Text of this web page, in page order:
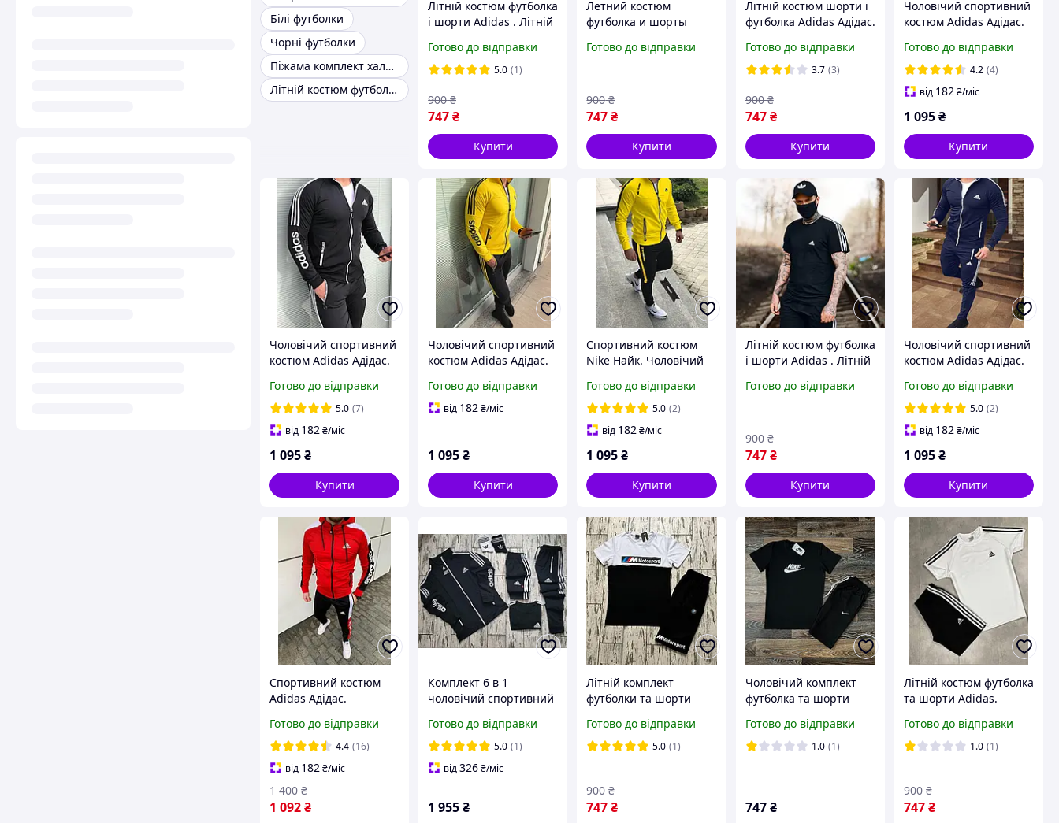
Білі футболки
Чорні футболки
Піжама комплект халат шорти майка
Літній костюм футболка і штани
Літній костюм футболка
і шорти Adidas . Літній
шорти і футболка
Adidas. Футболка і
Готово до відправки
5.0 (1)
747₴
900 ₴
Купити
Летний костюм
футболка и шорты
спортивный костюм
Готово до відправки
747₴
900 ₴
Купити
Літній костюм шорти і
футболка Adidas Адідас.
костюм шорти і
футболка Adidas Адідас
Готово до відправки
3.7 (3)
747 ₴
900 ₴
Купити
Чоловічий спортивний
костюм Adidas Адідас.
чоловічий Адідас.
Спортивний костюм
Adidas XL
Готово до відправки
4.2 (4)
від 182₴/міс
1 095₴
Купити
Чоловічий спортивний
костюм Adidas Адідас.
чоловічий Адідас.
Спортивний костюм
Adidas XL
Готово до відправки
5.0 (7)
від 182 ₴/міс
1 095₴
Купити
Чоловічий спортивний
костюм Adidas Адідас.
чоловічий Адідас.
Спортивний костюм
Готово до відправки
від 182 ₴/міс
1 095₴
Купити
Спортивний костюм
Nike Найк. Чоловічий
Найк Nike. Чоловічий
спортивний костюм XL
Готово до відправки
5.0 (2)
від 182 ₴/міс
1 095₴
Купити
Літній костюм футболка
і шорти Adidas . Літній
шорти і футболка
Готово до відправки
747 ₴
900 ₴
Купити
Чоловічий спортивний
костюм Adidas Адідас.
чоловічий Адідас.
Спортивний костюм
Adidas L
Готово до відправки
5.0 (2)
від 182 ₴/міс
1 095₴
Купити
Спортивний костюм
Adidas Адідас.
костюм Adidas весна.
Спортивний костюм
Adidas
Готово до відправки
4.4 (16)
від 182₴/міс
1 092₴
1 400 ₴
Комплект 6 в 1
чоловічий спортивний
та футболки Adidas+ дві
пари шкарпеток Адідас
Готово до відправки
5.0 (1)
від326₴/міс
1 955₴
Літній комплект
футболки та шорти
Чоловічий спортивний
костюм шорти та
Готово до відправки
5.0 (1)
747₴
900 ₴
Чоловічий комплект
футболка та шорти
спортивний костюм
шорти та футболка
Готово до відправки
1.0 (1)
747 ₴
Літній костюм футболка
та шорти Adidas.
шорти та футболка
Adidas. футболка і
Готово до відправки
1.0 (1)
747₴
900 ₴